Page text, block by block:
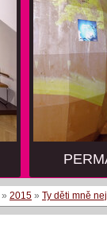
» 2015 » Ty děti mně